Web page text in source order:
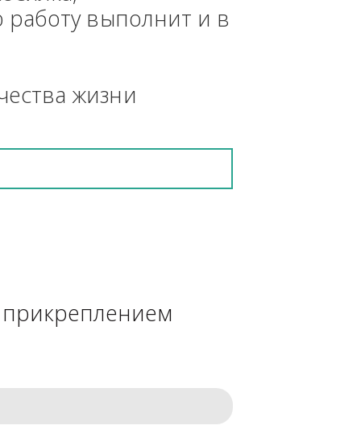
плавающие
работу выполнит и в
с прикреплением